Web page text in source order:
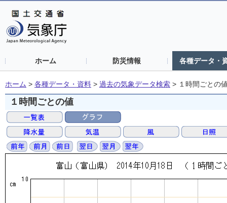
ホーム 防災情報 各種データ・
ホーム > 各種データ・資料 > 過去の気象データ検索 > １時間ごとの
１時間ごとの値